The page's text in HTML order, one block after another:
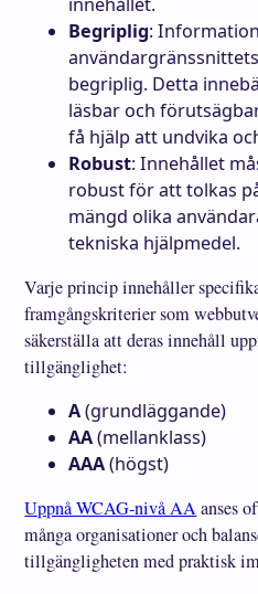
Begriplig:
begriplig. Detta
läsbar och
få hjälp att undvika
Robust: Innehållet
robust för att tolkas
mängd olika
tekniska hjälpmedel.
Varje princip innehåller
framgångskriterier som
säkerställa att deras innehåll
tillgänglighet:
A(grundläggande)
AA(mellanklass)
AAA(högst)
Uppnå WCAG-nivå AAanses
många organisationer och
tillgängligheten med praktisk